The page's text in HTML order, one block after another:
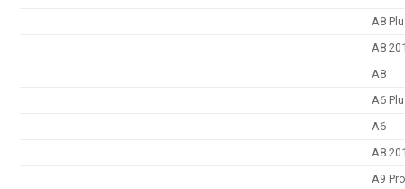
A8
A8
A8
A6
A6
A8
A9 Pro